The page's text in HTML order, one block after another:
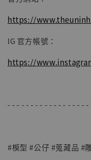
https://
IG 官方帳號：
https://
- - - - - - - - - - - - - - - - - -
#模型 #公仔 #蒐藏品 #